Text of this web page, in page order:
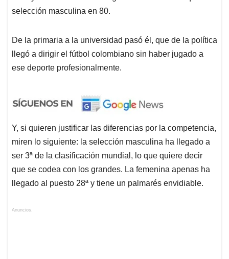
selección masculina en 80.
De la primaria a la universidad pasó él, que de la política
llegó a dirigir el fútbol colombiano sin haber jugado a
ese deporte profesionalmente.
Y, si quieren justificar las diferencias por la competencia,
miren lo siguiente: la selección masculina ha llegado a
ser 3ª de la clasificación mundial, lo que quiere decir
que se codea con los grandes. La femenina apenas ha
llegado al puesto 28ª y tiene un palmarés envidiable.
Anuncios.